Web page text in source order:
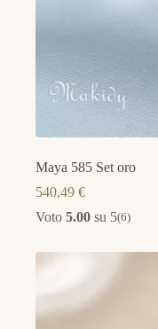
Maya 585 Set oro
540,49 €
Voto 5.00 su 5(6)